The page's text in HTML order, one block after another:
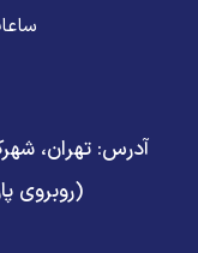
آدرس: تهران،
(روبروی